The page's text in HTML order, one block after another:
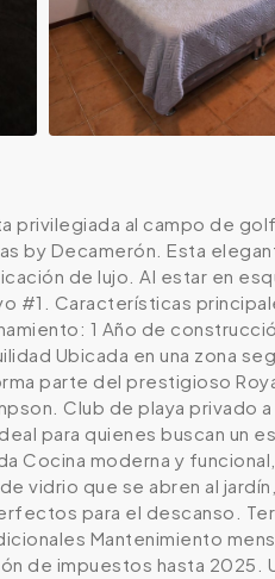
privilegiada al campo de
by Decamerón. Esta
de lujo. Al estar en
#1. Características
1 Año de
Ubicada en una zona
parte del prestigioso
Club de playa privado
para quienes buscan
Cocina moderna y
vidrio que se abren al
para el descanso.
Mantenimiento
de impuestos hasta 2025.